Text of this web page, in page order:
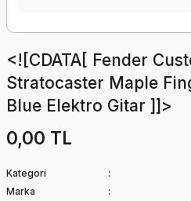
<![CDATA[ Fender
Stratocaster Maple
Blue Elektro Gitar ]]>
0,00 TL
Kategori
Marka